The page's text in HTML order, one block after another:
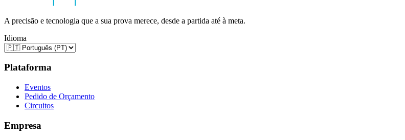
A precisão e tecnologia que a sua prova merece, desde a partida até à meta.
Idioma
Plataforma
Eventos
Pedido de Orçamento
Circuitos
Empresa